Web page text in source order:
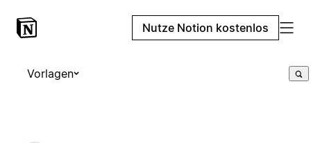
Nutze Notion kostenlos
Vorlagen